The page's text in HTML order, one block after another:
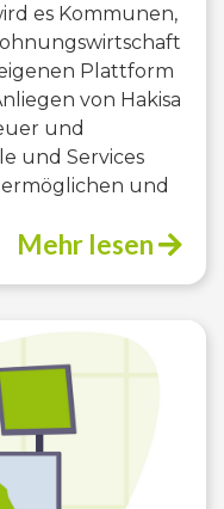
es Kommunen,
Plattform
von Hakisa
und
und Services
und
Mehr lesen